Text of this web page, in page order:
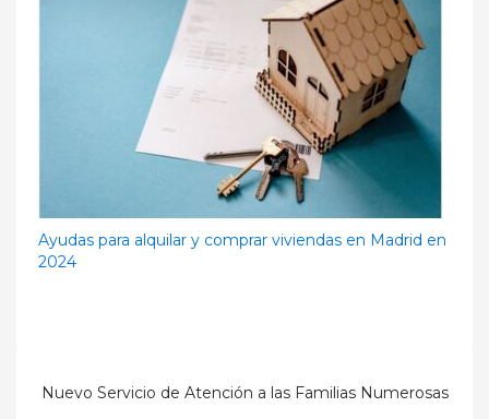
Ayudas para alquilar y comprar viviendas en Madrid en
2024
Nuevo Servicio de Atención a las Familias Numerosas